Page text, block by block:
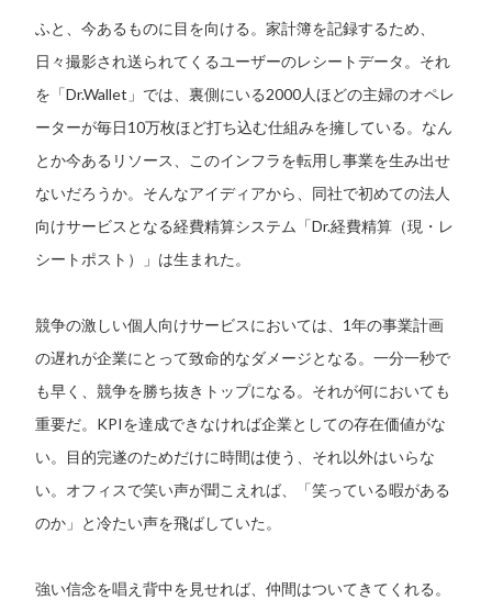
ふと、今あるものに目を向ける。家計簿を記録するため、
日々撮影され送られてくるユーザーのレシートデータ。それ
を「Dr.Wallet」では、裏側にいる2000人ほどの主婦のオペレ
ーターが毎日10万枚ほど打ち込む仕組みを擁している。なん
とか今あるリソース、このインフラを転用し事業を生み出せ
ないだろうか。そんなアイディアから、同社で初めての法人
向けサービスとなる経費精算システム「Dr.経費精算（現・レ
シートポスト）」は生まれた。
競争の激しい個人向けサービスにおいては、1年の事業計画
の遅れが企業にとって致命的なダメージとなる。一分一秒で
も早く、競争を勝ち抜きトップになる。それが何においても
重要だ。KPIを達成できなければ企業としての存在価値がな
い。目的完遂のためだけに時間は使う、それ以外はいらな
い。オフィスで笑い声が聞こえれば、「笑っている暇がある
のか」と冷たい声を飛ばしていた。
強い信念を唱え背中を見せれば、仲間はついてきてくれる。